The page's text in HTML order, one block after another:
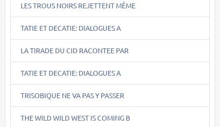
LES TROUS NOIRS REJETTENT MÊME
TATIE ET DECATIE: DIALOGUES A
LA TIRADE DU CID RACONTEE PAR
TATIE ET DECATIE: DIALOGUES A
TRISOBIQUE NE VA PAS Y PASSER
THE WILD WILD WEST IS COMING B